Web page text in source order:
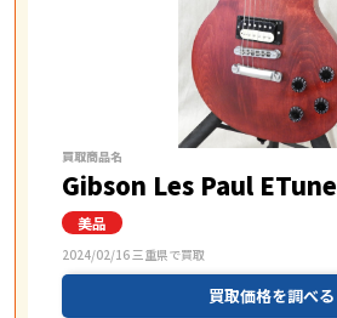
買取商品名
Gibson Les Paul ETune
2024/02/16 三重県で買取
買取価格を調べる